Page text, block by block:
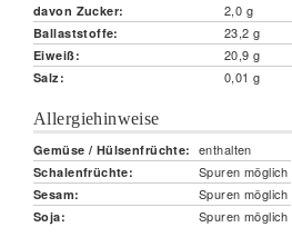
davon Zucker: 2,0 g
Ballaststoffe: 23,2 g
Eiweiß: 20,9 g
Salz: 0,01 g
Allergiehinweise
Gemüse / Hülsenfrüchte: enthalten
Schalenfrüchte: Spuren möglich
Sesam: Spuren möglich
Soja: Spuren möglich